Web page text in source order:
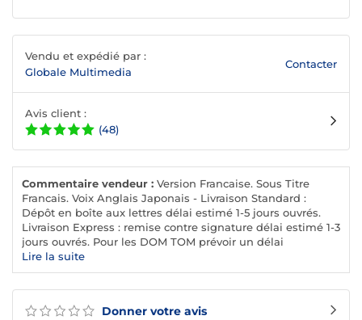
Donner votre avis
Vendu et expédié par :
Globale Multimedia
Contacter
Avis client :
(48)
Commentaire vendeur : Version Francaise. Sous Titre
Francais. Voix Anglais Japonais - Livraison Standard :
Dépôt en boîte aux lettres délai estimé 1-5 jours ouvrés.
Livraison Express : remise contre signature délai estimé 1-3
jours ouvrés. Pour les DOM TOM prévoir un délai
supplémentaire de 3 jours environ.
Lire la suite